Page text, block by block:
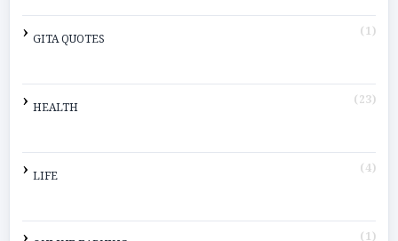
GITA QUOTES (1)
HEALTH (23)
LIFE (4)
(1)